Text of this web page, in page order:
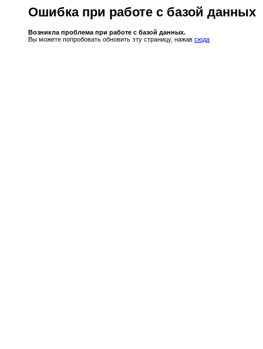
Ошибка при работе с базой данных
Возникла проблема при работе с базой данных.
Вы можете попробовать обновить эту страницу, нажав сюда